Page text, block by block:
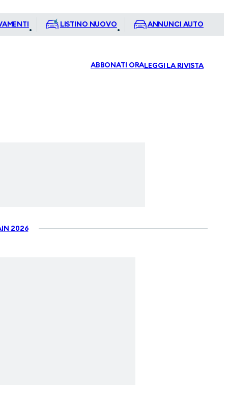
LISTINO NUOVO ANNUNCI AUTO
ABBONATI ORALEGGI LA RIVISTA
2026